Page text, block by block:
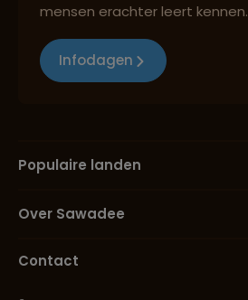
mensen erachter leert kennen.
Infodagen
Populaire landen
Over Sawadee
Contact